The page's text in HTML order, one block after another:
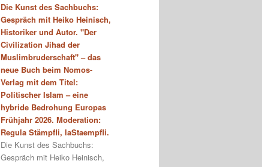
Die Kunst des Sachbuchs:
Gespräch mit Heiko Heinisch,
Historiker und Autor. "Der
Civilization Jihad der
Muslimbruderschaft" – das
neue Buch beim Nomos-
Verlag mit dem Titel:
Politischer Islam – eine
hybride Bedrohung Europas
Frühjahr 2026. Moderation:
Regula Stämpfli, laStaempfli.
Die Kunst des Sachbuchs:
Gespräch mit Heiko Heinisch,